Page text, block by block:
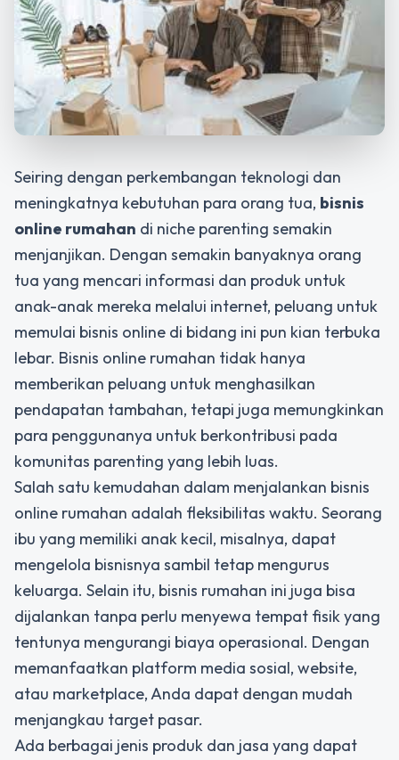
Seiring dengan perkembangan teknologi dan
meningkatnya kebutuhan para orang tua, bisnis
online rumahan di niche parenting semakin
menjanjikan. Dengan semakin banyaknya orang
tua yang mencari informasi dan produk untuk
anak-anak mereka melalui internet, peluang untuk
memulai bisnis online di bidang ini pun kian terbuka
lebar. Bisnis online rumahan tidak hanya
memberikan peluang untuk menghasilkan
pendapatan tambahan, tetapi juga memungkinkan
para penggunanya untuk berkontribusi pada
komunitas parenting yang lebih luas.
Salah satu kemudahan dalam menjalankan bisnis
online rumahan adalah fleksibilitas waktu. Seorang
ibu yang memiliki anak kecil, misalnya, dapat
mengelola bisnisnya sambil tetap mengurus
keluarga. Selain itu, bisnis rumahan ini juga bisa
dijalankan tanpa perlu menyewa tempat fisik yang
tentunya mengurangi biaya operasional. Dengan
memanfaatkan platform media sosial, website,
atau marketplace, Anda dapat dengan mudah
menjangkau target pasar.
Ada berbagai jenis produk dan jasa yang dapat